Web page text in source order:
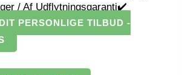
/ Af Udflytningsgaranti✔️
PERSONLIGE TILBUD -